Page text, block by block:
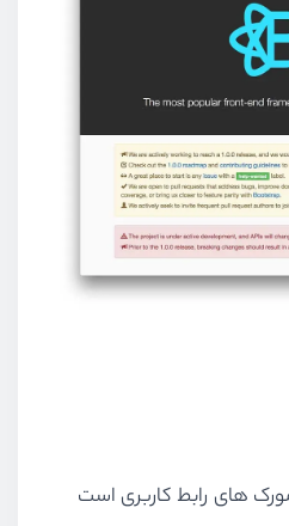
های رابط کاربری است